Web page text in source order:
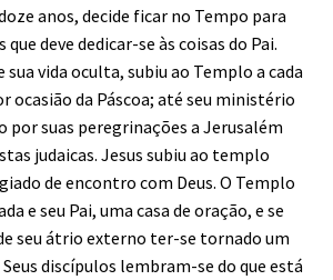
anos, decide ficar no Tempo para
deve dedicar-se às coisas do Pai.
sua vida oculta, subiu ao Templo a cada
ocasião da Páscoa; até seu ministério
suas peregrinações a Jerusalém
judaicas. Jesus subiu ao templo
de encontro com Deus. O Templo
e seu Pai, uma casa de oração, e se
seu átrio externo ter-se tornado um
discípulos lembram-se do que está